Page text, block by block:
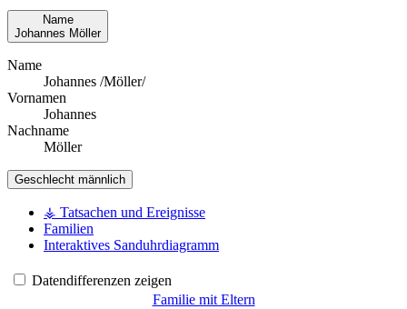
Name
Johannes Möller
Name
Johannes /Möller/
Vornamen
Johannes
Nachname
Möller
Geschlecht männlich
⚶ Tatsachen und Ereignisse
Familien
Interaktives Sanduhrdiagramm
Datendifferenzen zeigen
Familie mit Eltern